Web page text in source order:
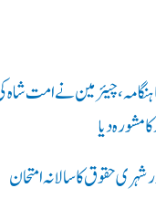
ہنگامہ، چیئرمین نے امت
مشورہ دیا
شہری حقوق کا سالانہ امتحان